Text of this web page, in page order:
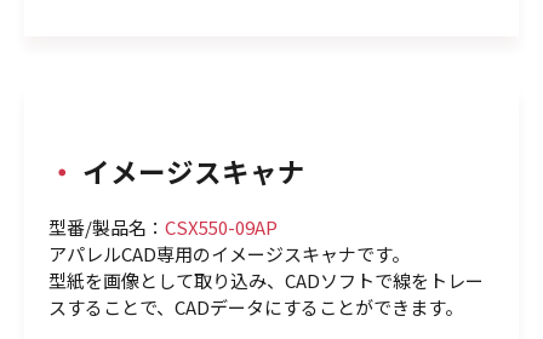
・ イメージスキャナ
型番/製品名： CSX550-09AP
アパレルCAD専用のイメージスキャナです。
型紙を画像として取り込み、CADソフトで線をトレー
スすることで、CADデータにすることができます。